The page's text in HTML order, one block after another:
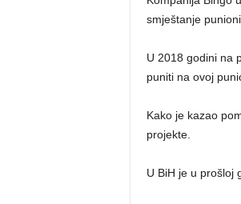
smještanje
U 2018 godini na
puniti na ovoj
Kako je kazao
projekte.
U BiH je u prošloj